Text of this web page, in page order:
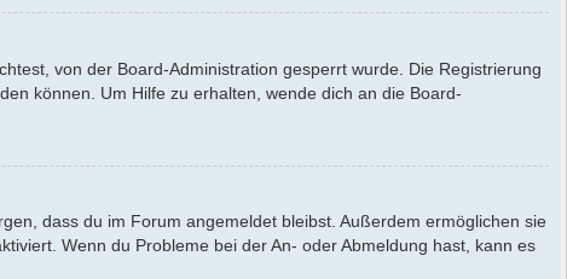
von der Board-Administration gesperrt wurde. Die Registrierung
können. Um Hilfe zu erhalten, wende dich an die Board-
dass du im Forum angemeldet bleibst. Außerdem ermöglichen sie
Wenn du Probleme bei der An- oder Abmeldung hast, kann es